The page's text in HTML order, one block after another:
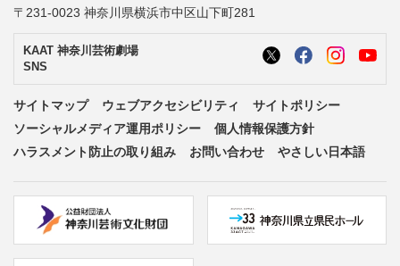
〒231-0023 神奈川県横浜市中区山下町281
KAAT 神奈川芸術劇場
SNS
サイトマップ ウェブアクセシビリティ
サイトポリシー
ソーシャルメディア運用ポリシー
個人情報保護方針
ハラスメント防止の取り組み
お問い合わせ やさしい日本語